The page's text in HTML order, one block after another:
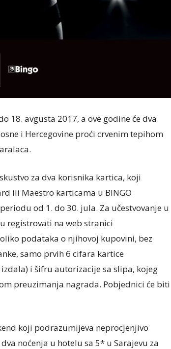
18. avgusta 2017, a ove godine će dva
i Hercegovine proći crvenim tepihom
za dva korisnika kartica, koji
ili Maestro karticama u BINGO
od 1. do 30. jula. Za učestvovanje u
registrovati na web stranici
podataka o njihovoj kupovini, bez
samo prvih 6 cifara kartice
i šifru autorizacije sa slipa, kojeg
preuzimanja nagrada. Pobjednici će biti
koji podrazumijeva neprocjenjivo
noćenja u hotelu sa 5* u Sarajevu za